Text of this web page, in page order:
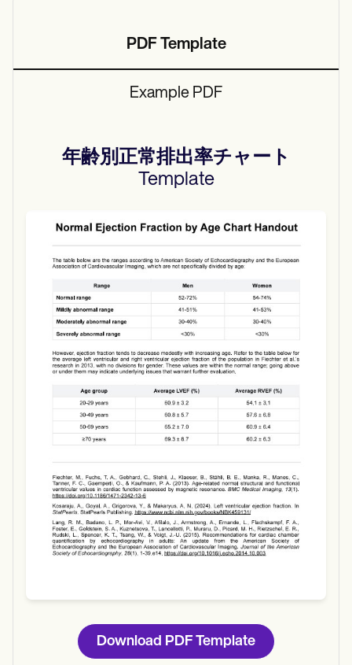
PDF Template
Example PDF
年齢別正常排出率チャート
Template
Use Template
Download
Download PDF Template